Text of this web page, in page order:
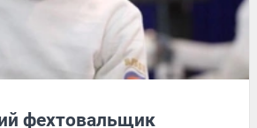
фехтовальщик